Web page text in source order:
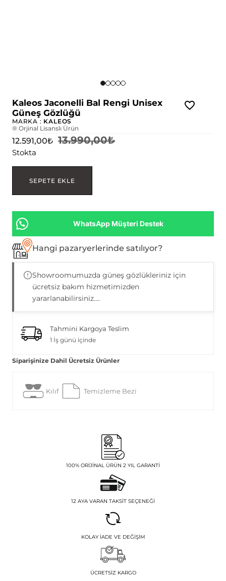
Kaleos Jaconelli Bal Rengi Unisex
Güneş Gözlüğü
MARKA : KALEOS
® Orjinal Lisanslı Ürün
13.990,00₺
12.591,00₺
Stokta
SEPETE EKLE
WhatsApp Müşteri Destek
Hangi pazaryerlerinde satılıyor?
Showroomumuzda güneş gözlükleriniz için
ücretsiz bakım hizmetimizden
yararlanabilirsiniz....
Tahmini Kargoya Teslim
1 İş günü içinde
Siparişinize Dahil Ücretsiz Ürünler
Kılıf Temizleme Bezi
100% ORIJINAL ÜRÜN 2 YIL GARANTI
12 AYA VARAN TAKSIT SEÇENEĞI
KOLAY İADE VE DEĞIŞIM
ÜCRETSIZ KARGO